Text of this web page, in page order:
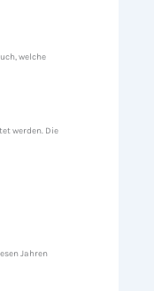
welche
werden. Die
Jahren